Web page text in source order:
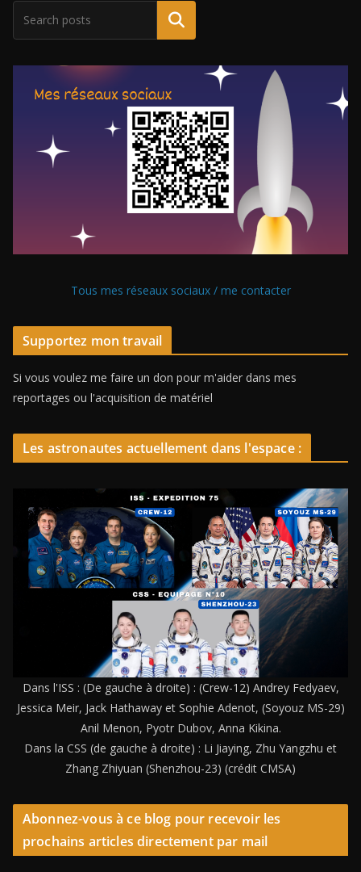
Tous mes réseaux sociaux / me contacter
Supportez mon travail
Si vous voulez me faire un don pour m'aider dans mes
reportages ou l'acquisition de matériel
Les astronautes actuellement dans l'espace :
Dans l'ISS : (De gauche à droite) : (Crew-12) Andrey Fedyaev,
Jessica Meir, Jack Hathaway et Sophie Adenot, (Soyouz MS-29)
Anil Menon, Pyotr Dubov, Anna Kikina.
Dans la CSS (de gauche à droite) : Li Jiaying, Zhu Yangzhu et
Zhang Zhiyuan (Shenzhou-23) (crédit CMSA)
Abonnez-vous à ce blog pour recevoir les
prochains articles directement par mail